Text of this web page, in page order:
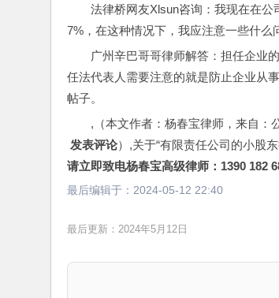
法律桥网友Xlsun咨询：我现在在公
7%，在这种情况下，我应注意一些什么
广州辛巴哥哥律师解答：担任企业
任法代表人需要注意的就是防止企业从
帖子。
,（本文作者：杨春宝律师，来自：
发表评论）,关于“有限责任公司的小股
请立即致电杨春宝高级律师：1390 182
最后编辑于： 2024-05-12 22:40
最后更新：2024年5月12日